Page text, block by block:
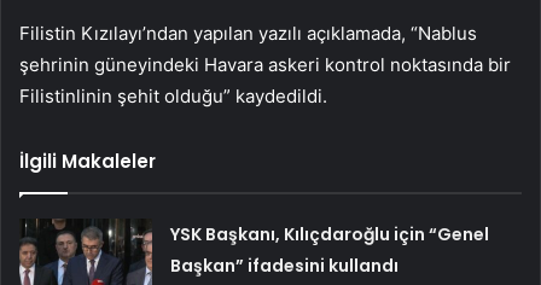
Filistin Kızılayı’ndan yapılan yazılı açıklamada, “Nablus
şehrinin güneyindeki Havara askeri kontrol noktasında bir
Filistinlinin şehit olduğu” kaydedildi.
İlgili Makaleler
YSK Başkanı, Kılıçdaroğlu için “Genel
Başkan” ifadesini kullandı